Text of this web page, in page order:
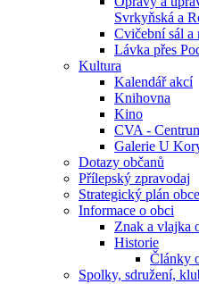
Svrkyňská a
Cvičební sál a
Lávka přes
Kultura
Kalendář akcí
Knihovna
Kino
CVA -
Galerie U
Dotazy občanů
Přílepský zpravodaj
Strategický plán obce
Informace o obci
Znak a vlajka
Historie
Články
Spolky, sdružení,